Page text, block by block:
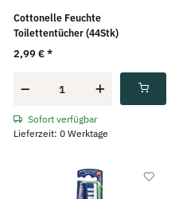
Cottonelle Feuchte
Toilettentücher (44Stk)
2,99 €*
Sofort verfügbar
Lieferzeit: 0 Werktage